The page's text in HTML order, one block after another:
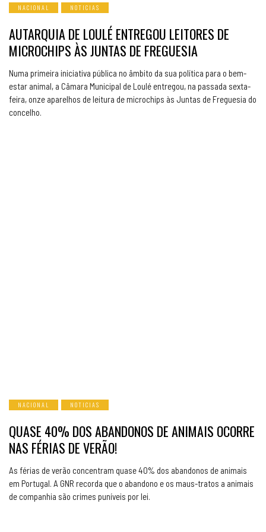
NACIONAL NOTICIAS
AUTARQUIA DE LOULÉ ENTREGOU LEITORES DE
MICROCHIPS ÀS JUNTAS DE FREGUESIA
Numa primeira iniciativa pública no âmbito da sua política para o bem-
estar animal, a Câmara Municipal de Loulé entregou, na passada sexta-
feira, onze aparelhos de leitura de microchips às Juntas de Freguesia do
concelho.
NACIONAL NOTICIAS
QUASE 40% DOS ABANDONOS DE ANIMAIS OCORRE
NAS FÉRIAS DE VERÃO!
As férias de verão concentram quase 40% dos abandonos de animais
em Portugal. A GNR recorda que o abandono e os maus-tratos a animais
de companhia são crimes puníveis por lei.